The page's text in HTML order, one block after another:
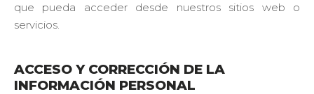
que pueda acceder desde nuestros sitios web o
servicios.
ACCESO Y CORRECCIÓN DE LA
INFORMACIÓN PERSONAL